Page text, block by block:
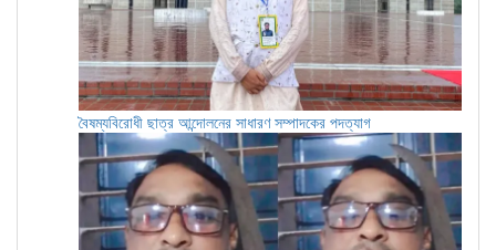
বৈষম্যবিরোধী ছাত্র আন্দোলনের সাধারণ সম্পাদকের পদত্যাগ